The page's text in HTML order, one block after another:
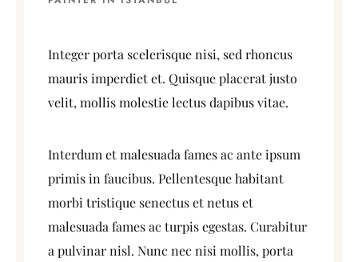
Integer porta scelerisque nisi, sed rhoncus
mauris imperdiet et. Quisque placerat justo
velit, mollis molestie lectus dapibus vitae.
Interdum et malesuada fames ac ante ipsum
primis in faucibus. Pellentesque habitant
morbi tristique senectus et netus et
malesuada fames ac turpis egestas. Curabitur
a pulvinar nisl. Nunc nec nisi mollis, porta